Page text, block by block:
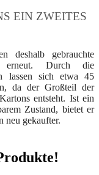
EIN ZWEITES
deshalb gebrauchte
erneut. Durch die
lassen sich etwa 45
da der Großteil der
entsteht. Ist ein
Zustand, bietet er
neu gekaufter.